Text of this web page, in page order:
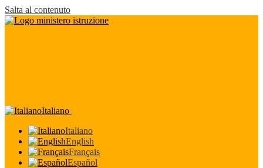
Salta al contenuto
Italiano
Italiano
English
Français
Español